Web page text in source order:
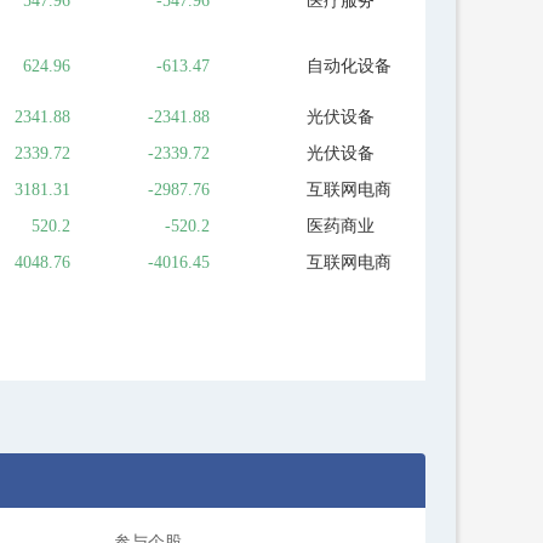
624.96 -613.47 自动化设备
2341.88 -2341.88
光伏设备
2339.72
-2339.72
光伏设备
3181.31
-2987.76
互联网电商
520.2
-520.2
医药商业
4048.76
-4016.45 互联网电商